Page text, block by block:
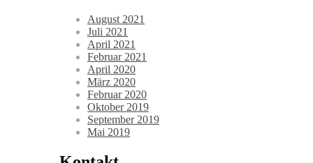
August 2021
Juli 2021
April 2021
Februar 2021
April 2020
März 2020
Februar 2020
Oktober 2019
September 2019
Mai 2019